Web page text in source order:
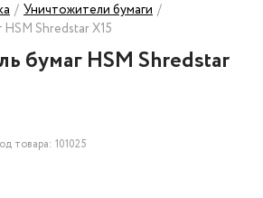
/ Уничтожители бумаги /
Shredstar X15
бумаг HSM Shredstar
товара: 101025